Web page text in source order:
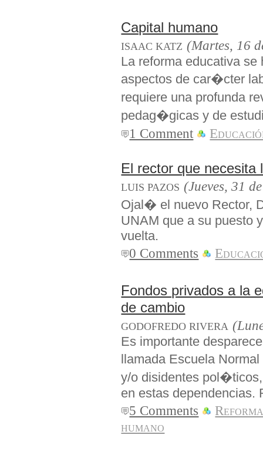
Capital humano
ISAAC KATZ (Martes, 16
La reforma educativa
aspectos de car�cter
requiere una profunda
pedag�gicas y de
1 Comment
El rector que necesita
LUIS PAZOS (Jueves, 31
Ojal� el nuevo Rector,
UNAM que a su puesto
vuelta.
0 Comments
Fondos privados a la
de cambio
GODOFREDO RIVERA
Es importante
llamada Escuela
y/o disidentes
en estas dependencias.
5 Comments
humano